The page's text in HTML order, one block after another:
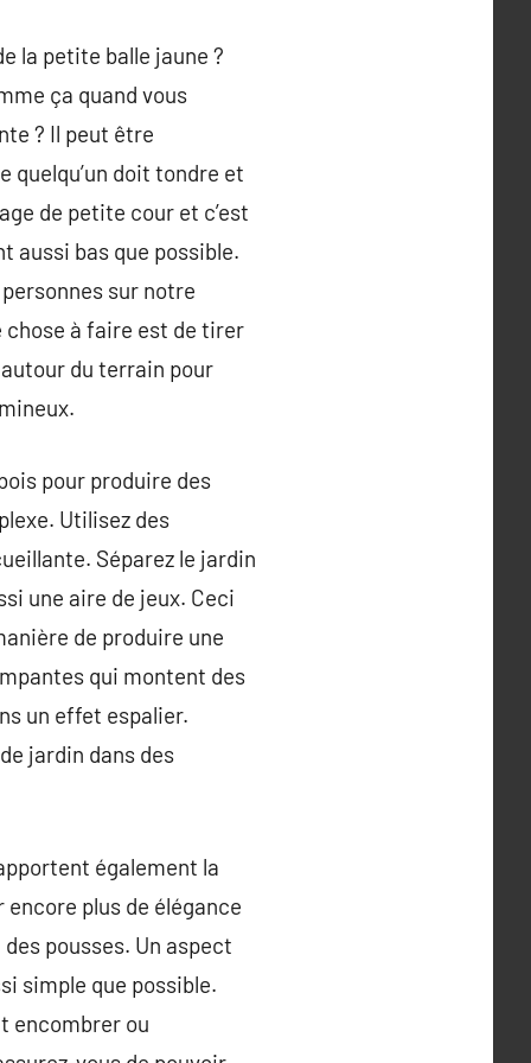
la petite balle jaune ?
ça quand vous
? Il peut être
quelqu’un doit tondre et
de petite cour et c’est
aussi bas que possible.
sur notre
chose à faire est de tirer
du terrain pour
pour produire des
Utilisez des
Séparez le jardin
une aire de jeux. Ceci
de produire une
qui montent des
un effet espalier.
jardin dans des
également la
plus de élégance
pousses. Un aspect
simple que possible.
encombrer ou